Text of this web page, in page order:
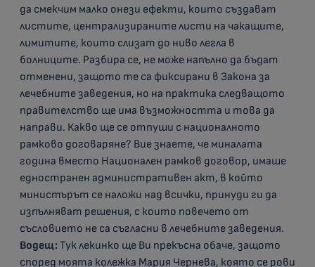
да смекчим малко онези ефекти, които създават
листите, централизираните листи на чакащите,
лимитите, които слизат до ниво легла в
болниците. Разбира се, не може напълно да бъдат
отменени, защото те са фиксирани в Закона за
лечебните заведения, но на практика следващото
правителство ще има възможността и това да
направи. Какво ще се отпуши с националното
рамково договаряне? Вие знаете, че миналата
година вместо Национален рамков договор, имаше
едностранен административен акт, в който
министърът се наложи над всички, принуди ги да
изпълняват решения, с които повечето от
съсловието не са съгласни в лечебните заведения.
Водещ:Тук лекинко ще Ви прекъсна обаче, защото
според моята колежка Мария Чернева, която се рови